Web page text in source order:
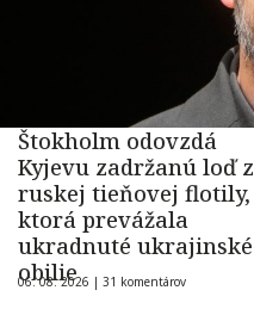
Štokholm odovzdá
Kyjevu zadržanú loď z
ruskej tieňovej flotily,
ktorá prevážala
ukradnuté ukrajinské
obilie
06. 08. 2026 | 31 komentárov